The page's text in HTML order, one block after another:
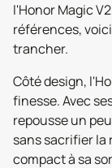
l'Honor Magic
références,
trancher.
Côté design,
finesse. Avec
repousse un
sans sacrifier la
compact à sa